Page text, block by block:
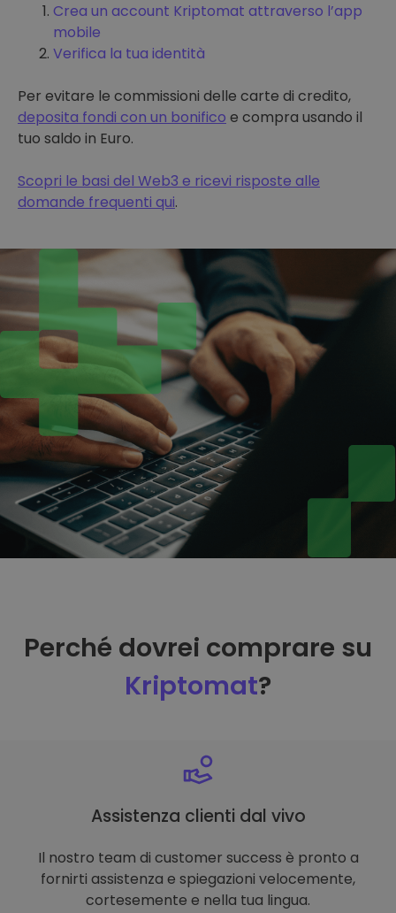
Crea un account Kriptomat attraverso l’app
mobile
Verifica la tua identità
Per evitare le commissioni delle carte di credito,
deposita fondi con un bonifico e compra usando il
tuo saldo in Euro.
Scopri le basi del Web3 e ricevi risposte alle
domande frequenti qui.
Perché dovrei comprare su
Kriptomat?
Assistenza clienti dal vivo
Il nostro team di customer success è pronto a
fornirti assistenza e spiegazioni velocemente,
cortesemente e nella tua lingua.